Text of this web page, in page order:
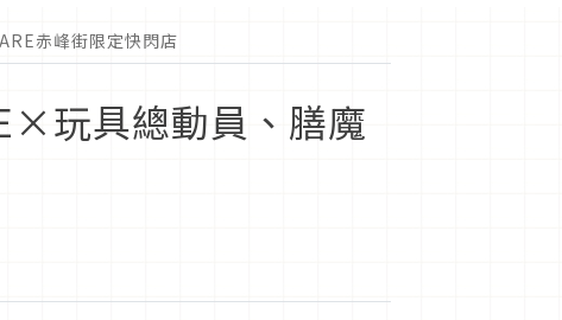
赤峰街限定快閃店
玩具總動員、膳魔